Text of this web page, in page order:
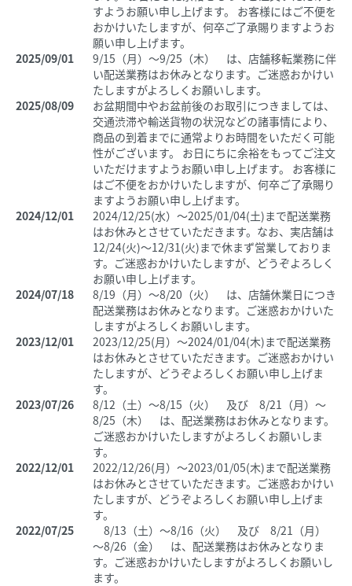
すようお願い申し上げます。 お客様にはご不便を
おかけいたしますが、何卒ご了承賜りますようお
願い申し上げます。
2025/09/01
9/15（月）～9/25（木） は、店舗移転業務に伴
い配送業務はお休みとなります。ご迷惑おかけい
たしますがよろしくお願いします。
2025/08/09
お盆期間中やお盆前後のお取引につきましては、
交通渋滞や輸送貨物の状況などの諸事情により、
商品の到着までに通常よりお時間をいただく可能
性がございます。 お日にちに余裕をもってご注文
いただけますようお願い申し上げます。 お客様に
はご不便をおかけいたしますが、何卒ご了承賜り
ますようお願い申し上げます。
2024/12/01
2024/12/25(水）～2025/01/04(土)まで配送業務
はお休みとさせていただきます。なお、実店舗は
12/24(火)～12/31(火)まで休まず営業しておりま
す。ご迷惑おかけいたしますが、どうぞよろしく
お願い申し上げます。
2024/07/18
8/19（月）～8/20（火） は、店舗休業日につき
配送業務はお休みとなります。ご迷惑おかけいた
しますがよろしくお願いします。
2023/12/01
2023/12/25(月）～2024/01/04(木)まで配送業務
はお休みとさせていただきます。ご迷惑おかけい
たしますが、どうぞよろしくお願い申し上げま
す。
2023/07/26
8/12（土）～8/15（火） 及び 8/21（月）～
8/25（木） は、配送業務はお休みとなります。
ご迷惑おかけいたしますがよろしくお願いしま
す。
2022/12/01
2022/12/26(月）～2023/01/05(木)まで配送業務
はお休みとさせていただきます。ご迷惑おかけい
たしますが、どうぞよろしくお願い申し上げま
す。
2022/07/25
8/13（土）～8/16（火） 及び 8/21（月）
～8/26（金） は、配送業務はお休みとなりま
す。ご迷惑おかけいたしますがよろしくお願いし
ます。